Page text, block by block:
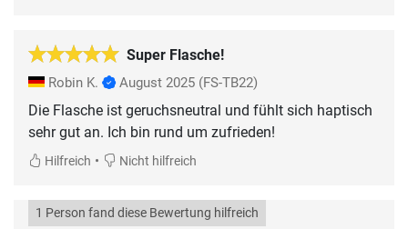
Super Flasche!
Robin K. August 2025 (FS-TB22)
Die Flasche ist geruchsneutral und fühlt sich haptisch
sehr gut an. Ich bin rund um zufrieden!
Hilfreich • Nicht hilfreich
1 Person fand diese Bewertung hilfreich